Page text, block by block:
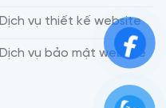
Dịch vụ thiết kế website
Dịch vụ bảo mật website